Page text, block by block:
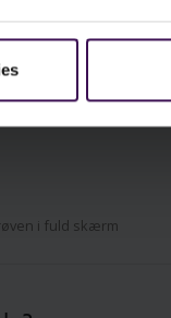
i fuld skærm